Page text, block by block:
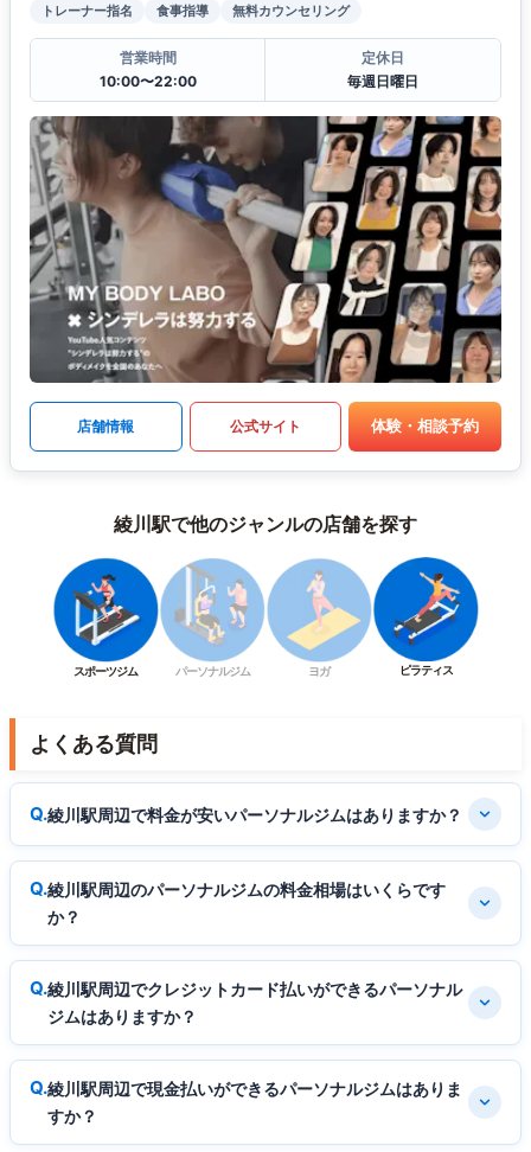
トレーナー指名 食事指導 無料カウンセリング
営業時間
10:00〜22:00
定休日
毎週日曜日
店舗情報 公式サイト 体験・相談予約
綾川駅で他のジャンルの店舗を探す
スポーツジム パーソナルジム ヨガ ピラティス
よくある質問
綾川駅周辺で料金が安いパーソナルジムはありますか？
綾川駅周辺のパーソナルジムの料金相場はいくらです
か？
綾川駅周辺でクレジットカード払いができるパーソナル
ジムはありますか？
綾川駅周辺で現金払いができるパーソナルジムはありま
すか？